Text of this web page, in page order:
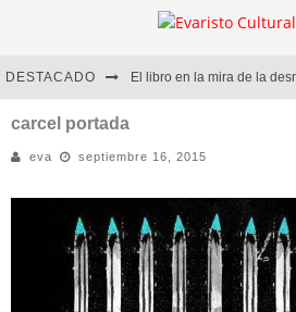
DESTACADO
Diego Meret | Hotel Acapulco
Alejandra Correa | La nieve
carcel portada
eva septiembre 16, 2015